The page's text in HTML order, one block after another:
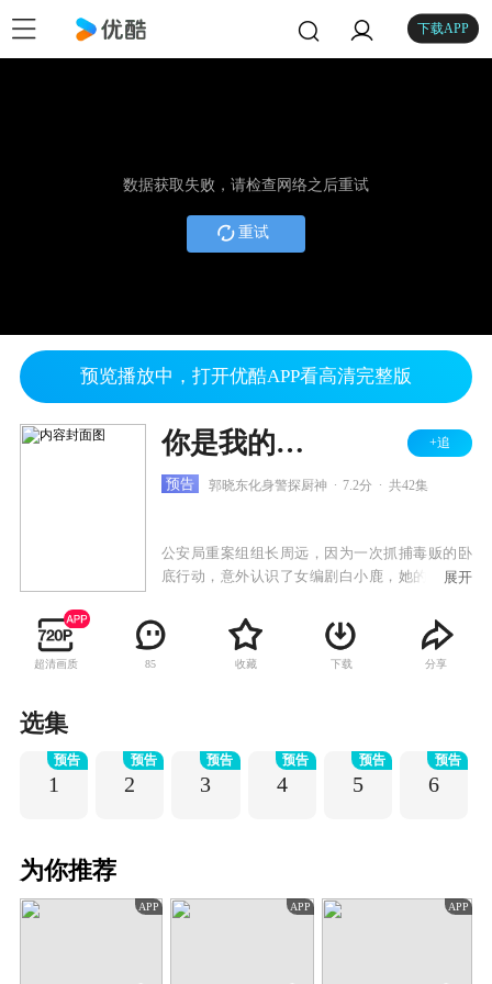
下载APP
数据获取失败，请检查网络之后重试
重试
预览播放中，打开优酷APP看高清完整版
你是我的答案 TV版 +追
预告 郭晓东化身警探厨神 7.2分 共42集
公安局重案组组长周远，因为一次抓捕毒贩的卧
底行动，意外认识了女编剧白小鹿，她的冒失差
调入重案组，渴望成为一个优秀的警察，却在过
程中和周远的“家长式”管理进行了一次次碰撞。
周远与前女友林瑶的感情破裂而阴差阳错地搬入
孩打动。伴随着案情的发展，两对情侣互相影
响，互相成长，互相懂得了原来对方才是自己一
展开
超清画质 85 收藏 下载 分享
选集
1
预告
2
预告
3
预告
4
预告
5
预告
6
预告
为你推荐
APP APP APP